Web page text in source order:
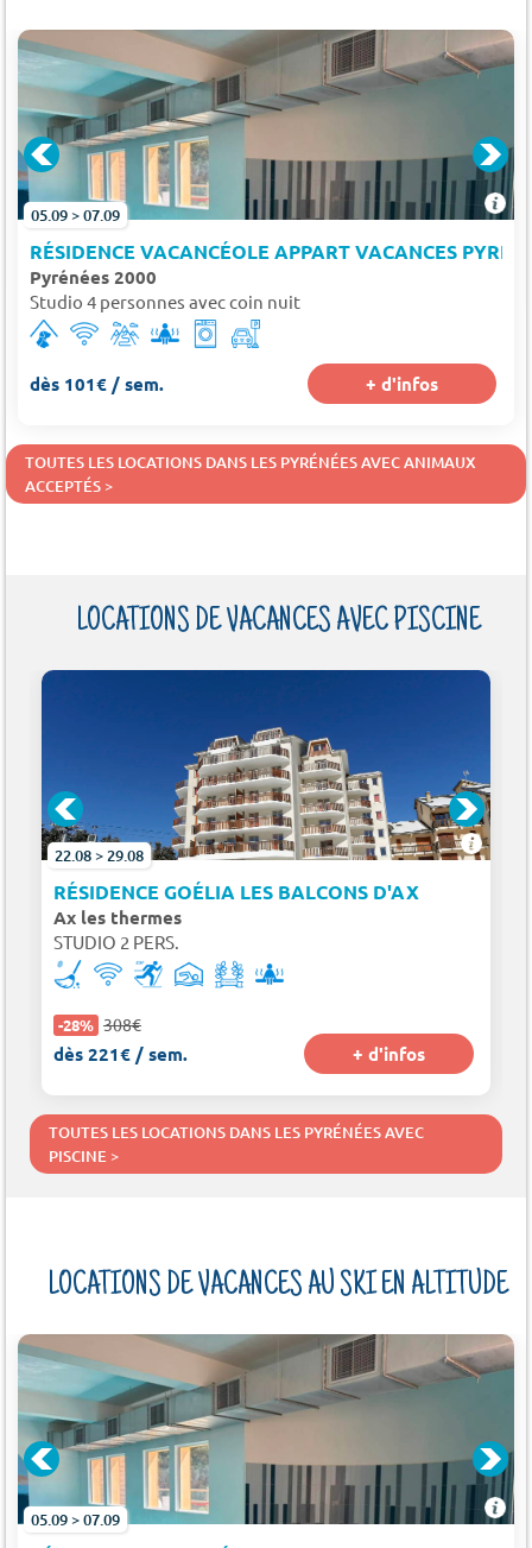
05.09 > 07.09
RÉSIDENCE VACANCÉOLE APPART VACANCES
Pyrénées 2000
Studio 4 personnes avec coin nuit
dès 101€ / sem. + d'infos
TOUTES LES LOCATIONS DANS LES PYRÉNÉES AVEC ANIMAUX
ACCEPTÉS >
LOCATIONS DE VACANCES AVEC PISCINE
L'AURE
22.08 > 29.08
RÉSIDENCE GOÉLIA LES BALCONS D'AX
Ax les thermes
STUDIO 2 PERS.
-28% 308€
dès 221€ / sem. + d'infos
TOUTES LES LOCATIONS DANS LES PYRÉNÉES AVEC
PISCINE >
LOCATIONS DE VACANCES AU SKI EN ALTITUDE
SUNARI SOLDEU
05.09 > 07.09